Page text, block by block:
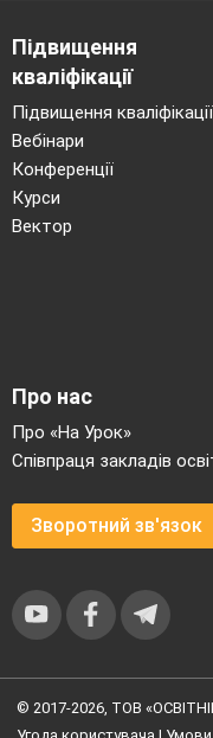
Підвищення
кваліфікації
Підвищення кваліфікації
Вебінари
Конференції
Курси
Вектор
Про нас
Про «На Урок»
Співпраця закладів
Зворотний зв'язок
© 2017-2026, ТОВ